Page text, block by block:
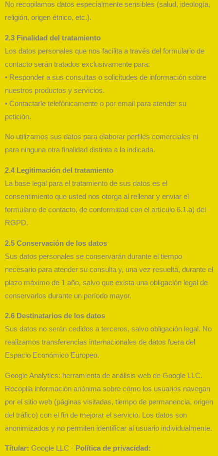
No recopilamos datos especialmente sensibles (salud, ideología,
religión, origen étnico, etc.).
2.3 Finalidad del tratamiento
Los datos personales que nos facilita a través del formulario de
contacto serán tratados exclusivamente para:
• Responder a sus consultas o solicitudes de información sobre
nuestros productos y servicios.
• Contactarle telefónicamente o por email para atender su
petición.
No utilizamos sus datos para elaborar perfiles comerciales ni
para ninguna otra finalidad distinta a la indicada.
2.4 Legitimación del tratamiento
La base legal para el tratamiento de sus datos es el
consentimiento que usted nos otorga al rellenar y enviar el
formulario de contacto, de conformidad con el artículo 6.1.a) del
RGPD.
2.5 Conservación de los datos
Sus datos personales se conservarán durante el tiempo
necesario para atender su consulta y, una vez resuelta, durante el
plazo máximo de 1 año, salvo que exista una obligación legal de
conservarlos durante un período mayor.
2.6 Destinatarios de los datos
Sus datos no serán cedidos a terceros, salvo obligación legal. No
realizamos transferencias internacionales de datos fuera del
Espacio Económico Europeo.
Google Analytics: herramienta de análisis web de Google LLC.
Recopila información anónima sobre cómo los usuarios navegan
por el sitio web (páginas visitadas, tiempo de permanencia, origen
del tráfico) con el fin de mejorar el servicio. Los datos son
anonimizados y no permiten identificar al usuario individualmente.
Titular: Google LLC · Política de privacidad: